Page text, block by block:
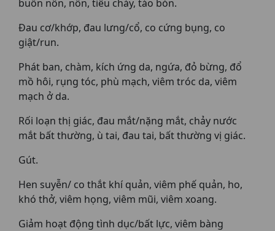
buồn nôn, nôn, tiêu chảy, táo bón.
Đau cơ/khớp, đau lưng/cổ, co cứng bụng, co
giật/run.
Phát ban, chàm, kích ứng da, ngứa, đỏ bừng, đổ
mồ hôi, rụng tóc, phù mạch, viêm tróc da, viêm
mạch ở da.
Rối loạn thị giác, đau mắt/nặng mắt, chảy nước
mắt bất thường, ù tai, đau tai, bất thường vị giác.
Gút.
Hen suyễn/ co thắt khí quản, viêm phế quản, ho,
khó thở, viêm họng, viêm mũi, viêm xoang.
Giảm hoạt động tình dục/bất lực, viêm bàng